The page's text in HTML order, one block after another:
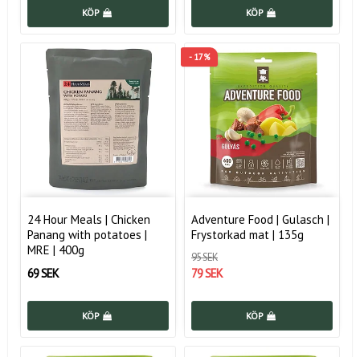
KÖP KÖP
24 Hour Meals | Chicken
Panang with potatoes |
MRE | 400g
69 SEK
KÖP
- 17%
Adventure Food | Gulasch |
Frystorkad mat | 135g
95 SEK
79 SEK
KÖP